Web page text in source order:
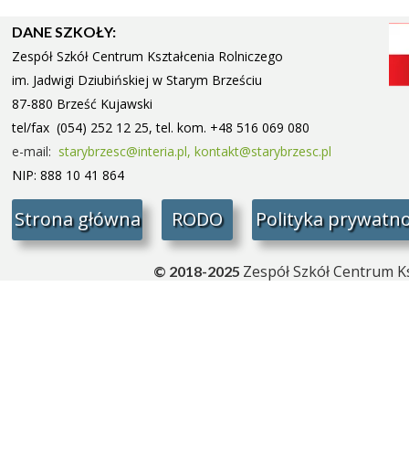
Strona główna Polityka
RODO
DANE SZKOŁY:
Zespół Szkół Centrum Kształcenia Rolniczego
im. Jadwigi Dziubińskiej w Starym Brześciu
87-880 Brześć Kujawski
tel/fax (054) 252 12 25, tel. kom. +48 516 069 080
e-mail: starybrzesc@interia.pl, kontakt@starybrzesc.pl
NIP: 888 10 41 864
© 2018-2025 Zespół Szkół Centrum